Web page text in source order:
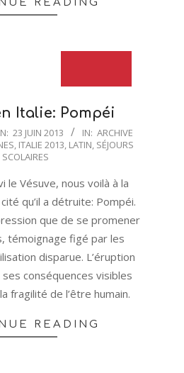
READING
Italie: Pompéi
23 JUIN 2013 IN: ARCHIVE
, ITALIE 2013, LATIN, SÉJOURS
SCOLAIRES
le Vésuve, nous voilà à la
qu’il a détruite: Pompéi.
que de se promener
témoignage figé par les
disparue. L’éruption
conséquences visibles
fragilité de l’être humain.
READING